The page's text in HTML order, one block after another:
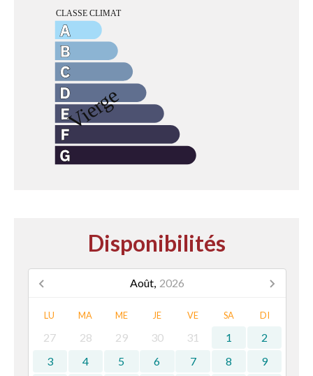
Disponibilités
Août, 2026
LU MA ME JE VE SA DI
27 28 29 30 31 1
2
3
4 5 6 7 8
9